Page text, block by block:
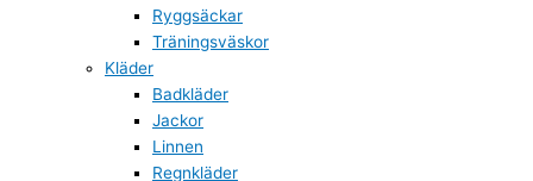
Ryggsäckar
Träningsväskor
Kläder
Badkläder
Jackor
Linnen
Regnkläder